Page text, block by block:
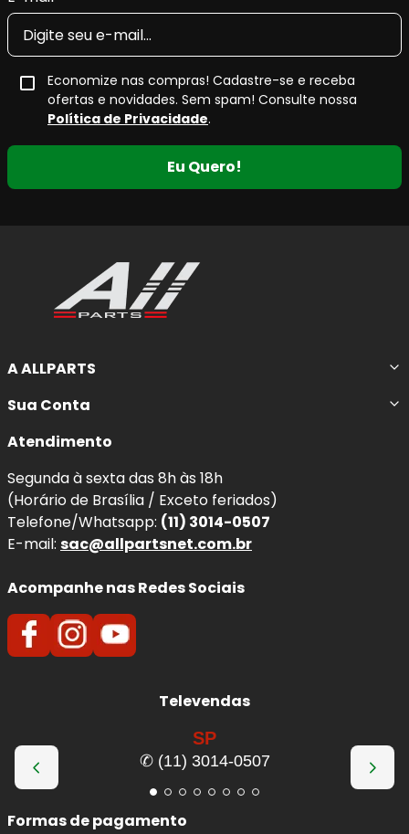
Economize nas compras! Cadastre-se e receba
ofertas e novidades. Sem spam! Consulte nossa
Política de Privacidade.
Eu Quero!
A ALLPARTS
Sua Conta
Atendimento
Segunda à sexta das 8h às 18h
(Horário de Brasília / Exceto feriados)
Telefone/Whatsapp: (11) 3014-0507
E-mail: sac@allpartsnet.com.br
Acompanhe nas Redes Sociais
Televendas
SP
✆ (11) 3014-0507
Formas de pagamento